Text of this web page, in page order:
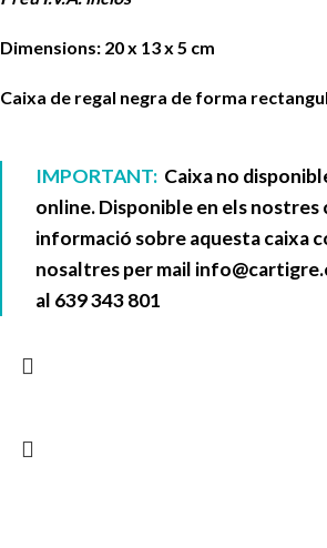
Dimensions: 20 x 13 x 5 cm
Caixa de regal negra de forma
IMPORTANT: Caixa no
online. Disponible en els nostres
informació sobre aquesta caixa
nosaltres per mail
al 639 343 801